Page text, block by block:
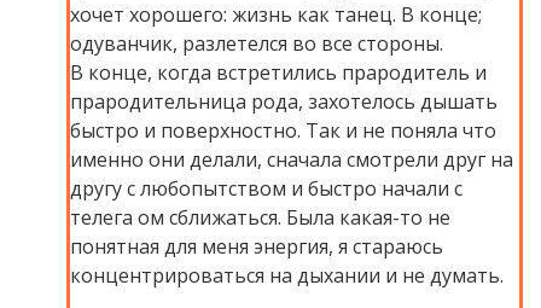
хочет хорошего: жизнь как танец. В конце;
одуванчик, разлетелся во все стороны.
В конце, когда встретились прародитель и
прародительница рода, захотелось дышать
быстро и поверхностно. Так и не поняла что
именно они делали, сначала смотрели друг на
другу с любопытством и быстро начали с
телега ом сближаться. Была какая-то не
понятная для меня энергия, я стараюсь
концентрироваться на дыхании и не думать.